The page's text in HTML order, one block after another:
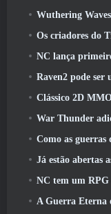
Wuthering Waves
Os criadores do Tibia
NC lança primeiro Aion
Raven2 pode ser uma
Clássico 2D
War Thunder adiciona mísseis
Como as guerras de
Já estão abertas as
NC tem um RPG de garota
A Guerra Eterna